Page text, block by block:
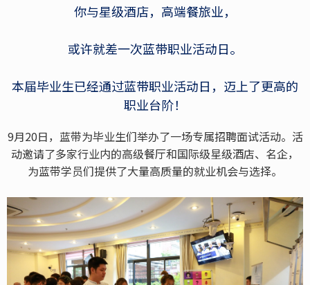
你与星级酒店，高端餐旅业，
或许就差一次蓝带职业活动日。
本届毕业生已经通过蓝带职业活动日，迈上了更高的
职业台阶！
9月20日，蓝带为毕业生们举办了一场专属招聘面试活动。活
动邀请了多家行业内的高级餐厅和国际级星级酒店、名企，
为蓝带学员们提供了大量高质量的就业机会与选择。